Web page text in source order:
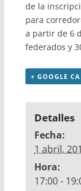
de la
para
a partir de 6
federados y
+ GOOGLE
Detalles
Fecha:
1 abril,
Hora:
17:00 -